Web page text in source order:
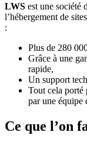
LWS est une société
l’hébergement de
:
Plus de 280
Grâce à une
rapide,
Un support
Tout cela porté
par une équipe
Ce que l’on